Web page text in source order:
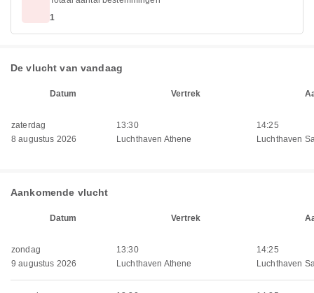
1
De vlucht van vandaag
Datum Vertrek
zaterdag
8 augustus 2026
13:30
Luchthaven Athene
14:25
Luchthaven
Aankomende vlucht
Datum Vertrek
zondag
9 augustus 2026
13:30
Luchthaven Athene
14:25
Luchthaven